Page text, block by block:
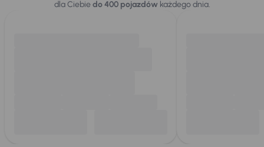
dla Ciebiedo 400 pojazdówkażdego dnia.